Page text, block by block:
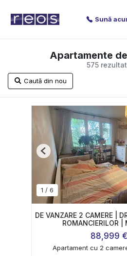
Sună
575
Apartamente
Caută din nou
1 / 6
Previous
DE VANZARE 2 CAMERE |
ROMANCIERILOR |
88,999 €
Apartament cu 2